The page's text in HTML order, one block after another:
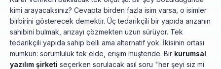
kimi arayacaksınız? Cevapta birden fazla isim varsa, o isimler
birbirini gösterecek demektir. Üç tedarikçili bir yapıda arızanın
sahibini bulmak, arızayı çözmekten uzun sürüyor. Tek
tedarikçili yapıda sahip belli ama alternatif yok. İkisinin ortası
mümkün: sorumluluk tek elde, erişim müşteride. Bir kurumsal
yazılım şirketi seçerken sorulacak asıl soru "her şeyi siz mi